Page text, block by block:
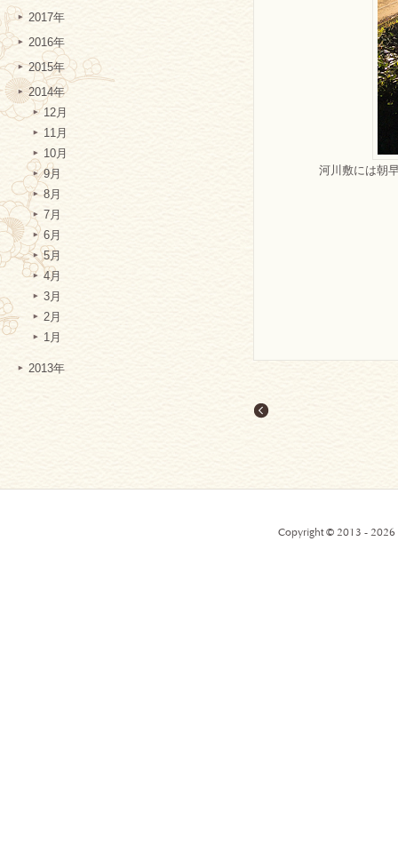
2017年
2016年
2015年
2014年
12月
11月
10月
9月
8月
7月
6月
5月
4月
3月
2月
1月
2013年
河川敷には朝
Copyright © 2013 - 2026